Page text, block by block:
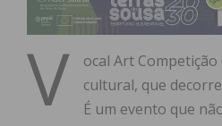
V
ocal Art
cultural, que
É um evento que